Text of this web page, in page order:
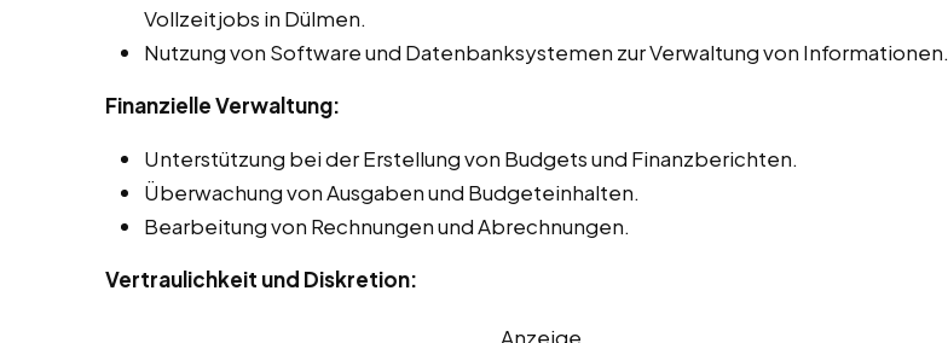
Vollzeitjobs in Dülmen.
Nutzung von Software und Datenbanksystemen zur Verwaltung von Informationen.
Finanzielle Verwaltung:
Unterstützung bei der Erstellung von Budgets und Finanzberichten.
Überwachung von Ausgaben und Budgeteinhalten.
Bearbeitung von Rechnungen und Abrechnungen.
Vertraulichkeit und Diskretion:
Anzeige